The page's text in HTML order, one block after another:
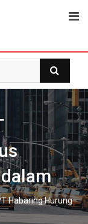
Habaring Hurung